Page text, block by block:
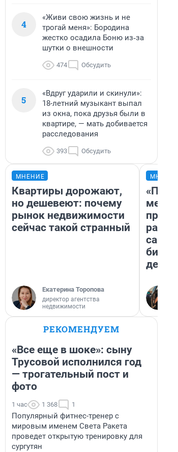
4
«Живи свою жизнь и не
трогай меня»: Бородина
жестко осадила Боню из‑за
шутки о внешности
474 Обсудить
5
«Вдруг ударили и скинули»:
18-летний музыкант выпал
из окна, пока друзья были в
квартире, — мать добивается
расследования
393 Обсудить
МНЕНИЕ
Квартиры дорожают,
но дешевеют: почему
рынок недвижимости
сейчас такой странный
Екатерина Торопова
директор агентства
недвижимости
РЕКОМЕНДУЕМ
«Все еще в шоке»: сыну
Трусовой исполнился год
— трогательный пост и
фото
1 час 1 368 1
Популярный фитнес-тренер с
мировым именем Света Ракета
проведет открытую тренировку для
сургутян